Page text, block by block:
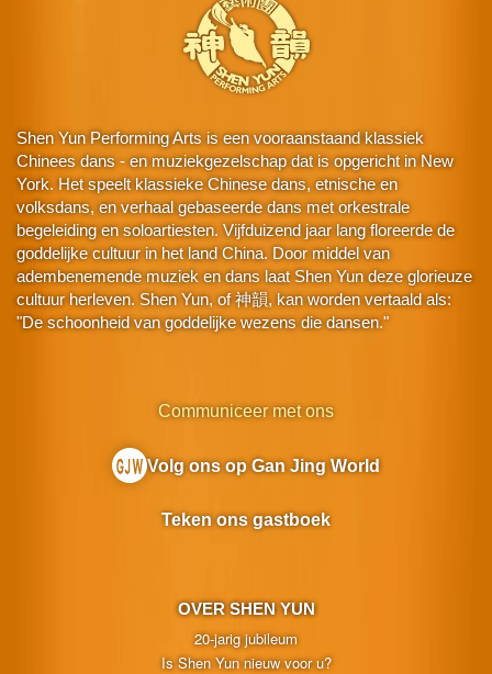
Shen Yun Performing Arts is een vooraanstaand klassiek
Chinees dans - en muziekgezelschap dat is opgericht in New
York. Het speelt klassieke Chinese dans, etnische en
volksdans, en verhaal gebaseerde dans met orkestrale
begeleiding en soloartiesten. Vijfduizend jaar lang floreerde de
goddelijke cultuur in het land China. Door middel van
adembenemende muziek en dans laat Shen Yun deze glorieuze
cultuur herleven. Shen Yun, of 神韻, kan worden vertaald als:
"De schoonheid van goddelijke wezens die dansen."
OVER SHEN YUN
20-jarig jubileum
Is Shen Yun nieuw voor u?
Communiceer met ons
Volg ons op Gan Jing World
Teken ons gastboek